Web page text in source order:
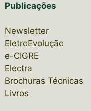
Publicações
Newsletter
EletroEvolução
e-CIGRE
Electra
Brochuras Técnicas
Livros